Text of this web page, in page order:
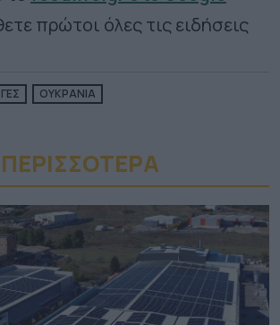
πρώτοι όλες τις ειδήσεις
ΟΥΚΡΑΝΙΑ
ΠΕΡΙΣΣΟΤΕΡA